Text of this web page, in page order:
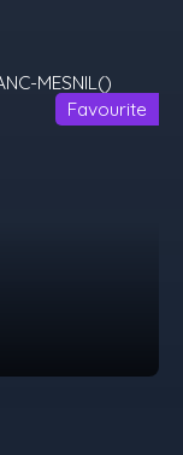
Favourite